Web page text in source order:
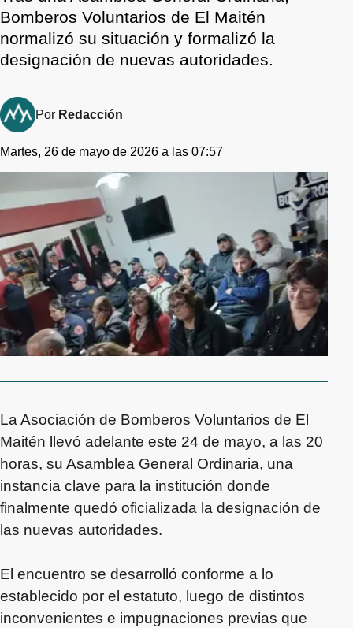
Bomberos Voluntarios de El Maitén
normalizó su situación y formalizó la
designación de nuevas autoridades.
Por Redacción
Martes, 26 de mayo de 2026 a las 07:57
La Asociación de Bomberos Voluntarios de El
Maitén llevó adelante este 24 de mayo, a las 20
horas, su Asamblea General Ordinaria, una
instancia clave para la institución donde
finalmente quedó oficializada la designación de
las nuevas autoridades.
El encuentro se desarrolló conforme a lo
establecido por el estatuto, luego de distintos
inconvenientes e impugnaciones previas que